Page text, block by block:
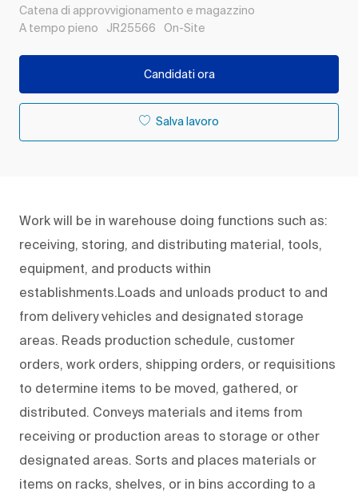
Categoria
Catena di approvvigionamento e magazzino
Tipo di lavoro
A tempo pieno ID processo
JR25566 Remote
On-Site
Candidati ora
Salva lavoro
Work will be in warehouse doing functions such as:
receiving, storing, and distributing material, tools,
equipment, and products within
establishments.Loads and unloads product to and
from delivery vehicles and designated storage
areas. Reads production schedule, customer
orders, work orders, shipping orders, or requisitions
to determine items to be moved, gathered, or
distributed. Conveys materials and items from
receiving or production areas to storage or other
designated areas. Sorts and places materials or
items on racks, shelves, or in bins according to a